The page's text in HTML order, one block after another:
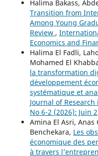
Halima Bakass,
Transition from
Among Young
Review ,
Economics and
Halima El Fadli,
Mohamed El
la transformation
développement
systématique et
Journal of
No 6-2 (2026): Juin 2
Amina El Asri,
Benchekara, Les
économique des
à travers